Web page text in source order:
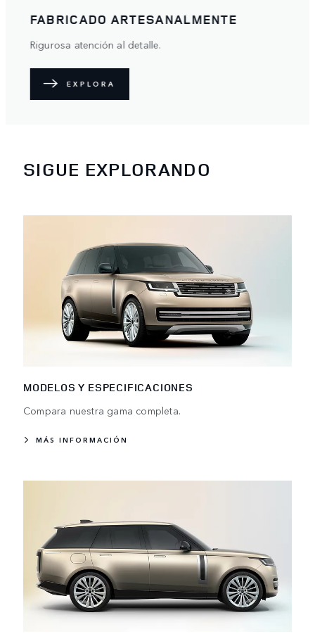
PERSONALIZADO PERFECTAMENTE
Un verdadero reflejo de ti.
EXPLORA
SIGUE EXPLORANDO
MODELOS Y ESPECIFICACIONES
Compara nuestra gama completa.
MÁS INFORMACIÓN